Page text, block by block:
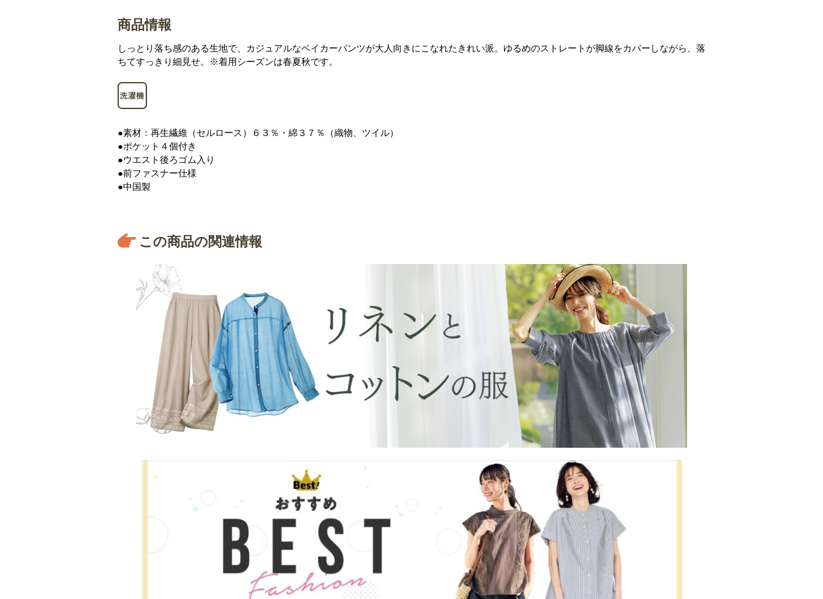
商品情報
しっとり落ち感のある生地で、カジュアルなベイカーパンツが大人向きにこなれたきれい派。ゆるめのストレートが脚線をカバーしながら、落
ちてすっきり細見せ。※着用シーズンは春夏秋です。
●素材：再生繊維（セルロース）６３％・綿３７％（織物、ツイル）
●ポケット４個付き
●ウエスト後ろゴム入り
●前ファスナー仕様
●中国製
この商品の関連情報